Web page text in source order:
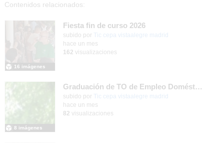
Contenidos relacionados:
Fiesta fin de curso 2026
subido por Tic cepa vistaalegre madrid
16 imágenes
hace un mes
162 visualizaciones
Graduación de TO de Empleo Doméstico
subido por Tic cepa vistaalegre madrid
8 imágenes
hace un mes
82 visualizaciones